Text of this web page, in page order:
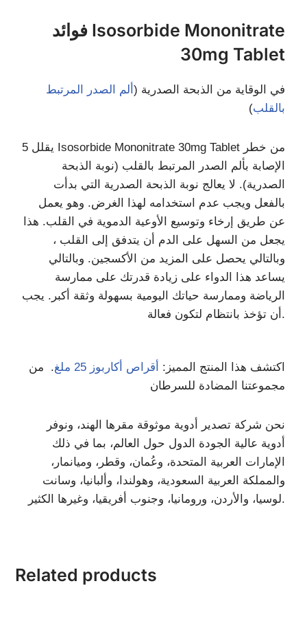
فوائد Isosorbide Mononitrate
30mg Tablet
في الوقاية من الذبحة الصدرية ( ألم الصدر المرتبط
بالقلب)
يقلل 5 Isosorbide Mononitrate 30mg Tablet من خطر
الإصابة بألم الصدر المرتبط بالقلب (نوبة الذبحة
الصدرية). لا يعالج نوبة الذبحة الصدرية التي بدأت
بالفعل ويجب عدم استخدامه لهذا الغرض. وهو يعمل
عن طريق إرخاء وتوسيع الأوعية الدموية في القلب. هذا
يجعل من السهل على الدم أن يتدفق إلى القلب ،
وبالتالي يحصل على المزيد من الأكسجين. وبالتالي
يساعد هذا الدواء على زيادة قدرتك على ممارسة
الرياضة وممارسة حياتك اليومية بسهولة وثقة أكبر. يجب
أن تؤخذ بانتظام لتكون فعالة.
اكتشف هذا المنتج المميز: أقراص أكاربوز 25 ملغ
. من
مجموعتنا المضادة للسرطان
نحن شركة تصدير أدوية موثوقة مقرها الهند، ونوفر
أدوية عالية الجودة الدول حول العالم، بما في ذلك
الإمارات العربية المتحدة، وعُمان، وقطر، وميانمار،
والمملكة العربية السعودية، وهولندا، وألبانيا، وسانت
لوسيا، والأردن، ورومانيا، وجنوب أفريقيا، وغيرها الكثير.
Related products